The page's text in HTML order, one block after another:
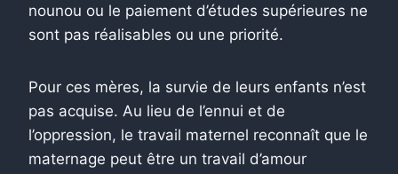
nounou ou le paiement d’études supérieures ne
sont pas réalisables ou une priorité.
Pour ces mères, la survie de leurs enfants n’est
pas acquise. Au lieu de l’ennui et de
l’oppression, le travail maternel reconnaît que le
maternage peut être un travail d’amour